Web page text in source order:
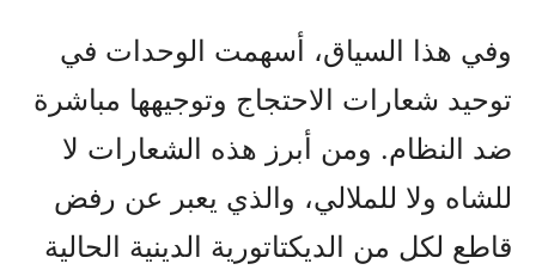
وفي هذا السياق، أسهمت الوحدات في
توحيد شعارات الاحتجاج وتوجيهها مباشرة
ضد النظام. ومن أبرز هذه الشعارات لا
للشاه ولا للملالي، والذي يعبر عن رفض
قاطع لكل من الديكتاتورية الدينية الحالية